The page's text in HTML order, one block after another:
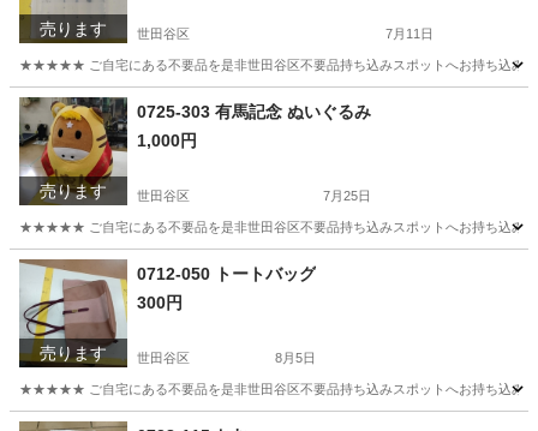
売ります 世田谷区 7月11日
★★★★★ ご自宅にある不要品を是非世田谷区不要品持ち込みスポットへお持ち込みし
東京 世田谷区 ネジ
売ります
0725-303 有馬記念 ぬいぐるみ
1,000円
世田谷区 7月25日
★★★★★ ご自宅にある不要品を是非世田谷区不要品持ち込みスポットへお持ち込みし
東京 世田谷区 スポット
売ります
0712-050 トートバッグ
300円
世田谷区 8月5日
★★★★★ ご自宅にある不要品を是非世田谷区不要品持ち込みスポットへお持ち込みし
東京 世田谷区 スポット